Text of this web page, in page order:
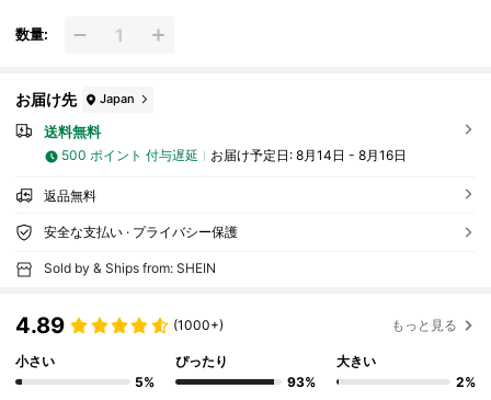
数量:
お届け先 Japan
送料無料
500 ポイント 付与遅延 お届け予定日: 8月14日 - 8月16日
返品無料
安全な支払い · プライバシー保護
Sold by & Ships from: SHEIN
4.89 (1000+) もっと見る
小さい
5%
ぴったり
93%
大きい
2%